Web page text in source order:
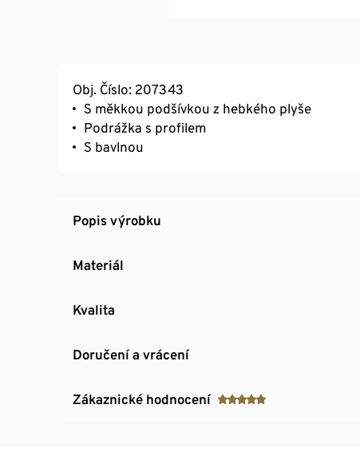
Obj. Číslo: 207343
S měkkou podšívkou z hebkého plyše
Podrážka s profilem
S bavlnou
Popis výrobku
Materiál
Kvalita
Doručení a vrácení
Zákaznické hodnocení